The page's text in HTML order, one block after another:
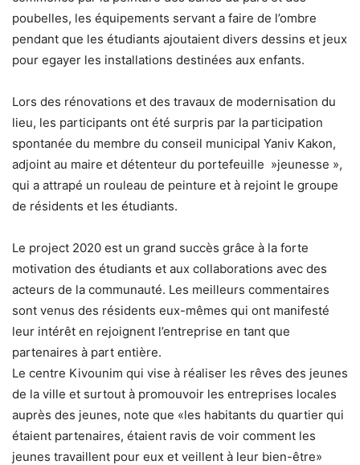
poubelles, les équipements servant a faire de l’ombre
pendant que les étudiants ajoutaient divers dessins et jeux
pour egayer les installations destinées aux enfants.
Lors des rénovations et des travaux de modernisation du
lieu, les participants ont été surpris par la participation
spontanée du membre du conseil municipal Yaniv Kakon,
adjoint au maire et détenteur du portefeuille »jeunesse »,
qui a attrapé un rouleau de peinture et à rejoint le groupe
de résidents et les étudiants.
Le project 2020 est un grand succès grâce à la forte
motivation des étudiants et aux collaborations avec des
acteurs de la communauté. Les meilleurs commentaires
sont venus des résidents eux-mêmes qui ont manifesté
leur intérêt en rejoignent l’entreprise en tant que
partenaires à part entière.
Le centre Kivounim qui vise à réaliser les rêves des jeunes
de la ville et surtout à promouvoir les entreprises locales
auprès des jeunes, note que «les habitants du quartier qui
étaient partenaires, étaient ravis de voir comment les
jeunes travaillent pour eux et veillent à leur bien-être»